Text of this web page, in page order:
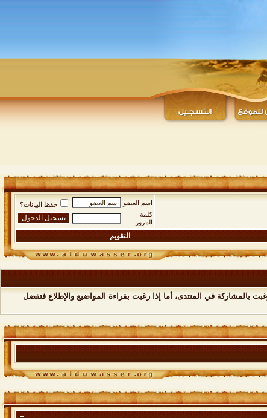
اسم العضو
حفظ البيانات؟
كلمة
المرور
التقويم
بالمشاركة في المنتدى، أما إذا رغبت بقراءة المواضيع والإطلاع فتفضل